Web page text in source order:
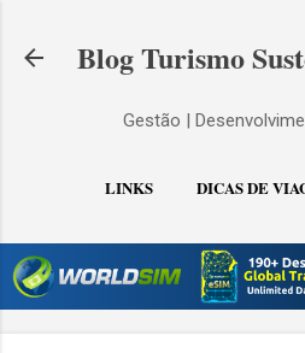
Blog Turismo
Gestão |
LINKS DICAS DE